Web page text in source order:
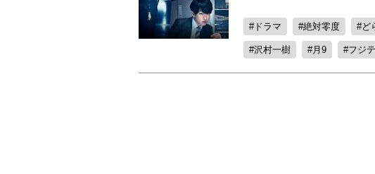
ドラマ 絶対零度 ど
沢村一樹 月9 フジ